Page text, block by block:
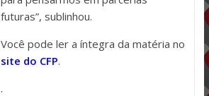
futuras”, sublinhou.
Você pode ler a íntegra da matéria no
site do CFP.
.